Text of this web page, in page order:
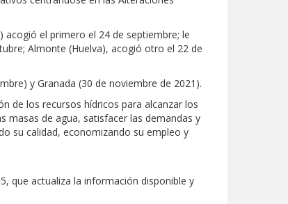
acogió el primero el 24 de septiembre; le
Almonte (Huelva), acogió otro el 22 de
y Granada (30 de noviembre de 2021).
de los recursos hídricos para alcanzar los
masas de agua, satisfacer las demandas y
su calidad, economizando su empleo y
que actualiza la información disponible y